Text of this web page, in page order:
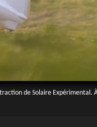
de Solaire